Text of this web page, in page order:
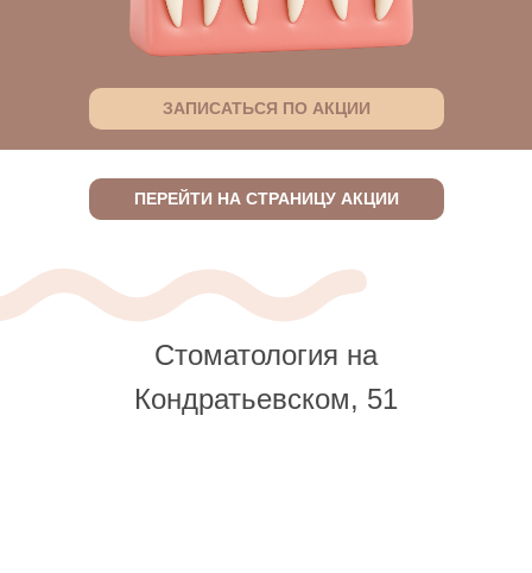
ЗАПИСАТЬСЯ ПО АКЦИИ
ПЕРЕЙТИ НА СТРАНИЦУ АКЦИИ
Стоматология на
Кондратьевском, 51